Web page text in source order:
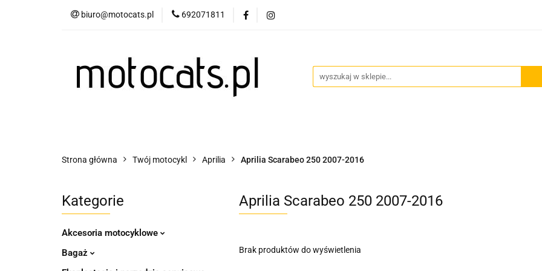
biuro@motocats.pl 692071811
Twój motocykl Akcesoria motocyklowe
Wydechy motocyklowe Odzież termoaktywna Blog
Strona główna Twój motocykl Aprilia Aprilia Scarabeo 250 2007-2016
Kategorie
Akcesoria motocyklowe
Bagaż
Aprilia Scarabeo 250 2007-2016
Brak produktów do wyświetlenia